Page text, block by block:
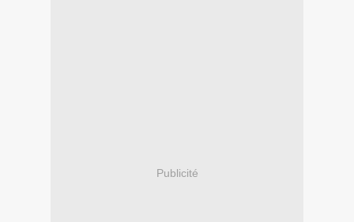
Publicité